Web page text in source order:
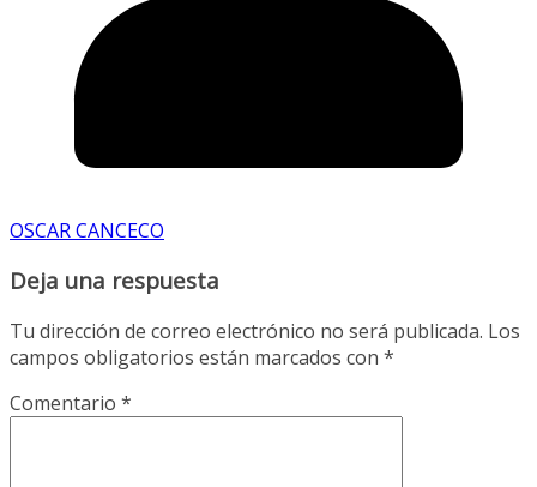
OSCAR CANCECO
Deja una respuesta
Tu dirección de correo electrónico no será publicada. Los
campos obligatorios están marcados con *
Comentario *